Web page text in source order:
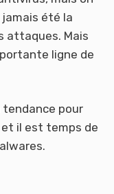
jamais été la
attaques. Mais
ligne de
tendance pour
il est temps de